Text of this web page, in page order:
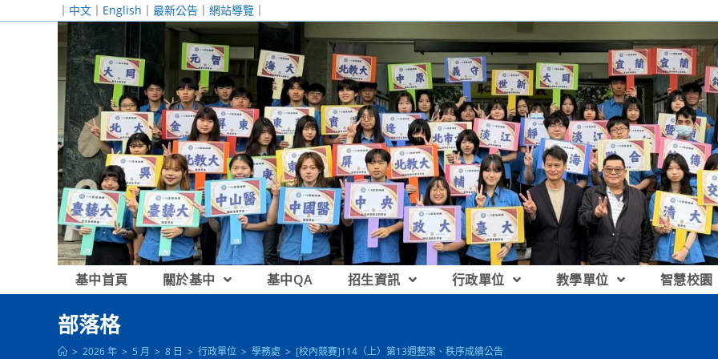
｜ 中文 ｜ English ｜ 最新公告 ｜ 網站導覽 ｜
基中首頁 關於基中 基中QA 招生資訊 行政單位 教學單位 智慧校園
部落格
> 2026 年 > 5 月 > 8 日 > 行政單位 > 學務處 > [校內競賽]114（上）第13週整潔、秩序成績公告